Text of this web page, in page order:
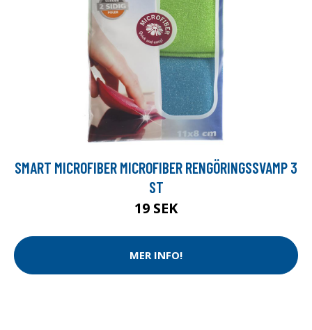
SMART MICROFIBER MICROFIBER RENGÖRINGSSVAMP 3
ST
19 SEK
MER INFO!